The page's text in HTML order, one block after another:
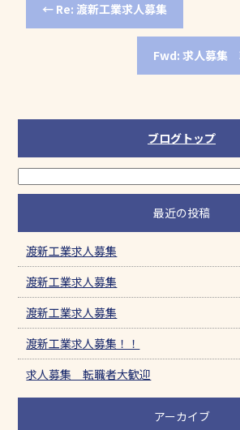
← Re: 渡新工業求人募集
Fwd: 求人募集
ブログトップ
最近の投稿
渡新工業求人募集
渡新工業求人募集
渡新工業求人募集
渡新工業求人募集！！
求人募集 転職者大歓迎
アーカイブ